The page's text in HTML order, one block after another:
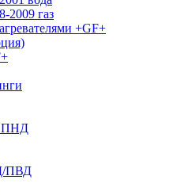
газ
+GF+
ПНД
ПВД